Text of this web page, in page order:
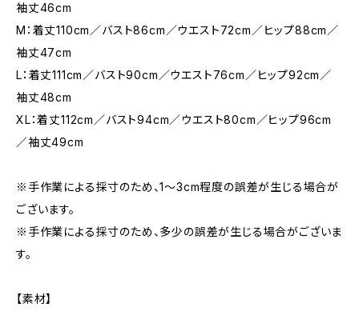
袖丈46cm
M：着丈110cm／バスト86cm／ウエスト72cm／ヒップ88cm／
袖丈47cm
L：着丈111cm／バスト90cm／ウエスト76cm／ヒップ92cm／
袖丈48cm
XL：着丈112cm／バスト94cm／ウエスト80cm／ヒップ96cm
／袖丈49cm
※手作業による採寸のため、1〜3cm程度の誤差が生じる場合が
ございます。
※手作業による採寸のため、多少の誤差が生じる場合がございま
す。
【素材】